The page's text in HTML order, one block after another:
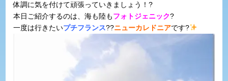
体調に気を付けて頑張っていきましょう！?
本日ご紹介するのは、海も陸もフォトジェニック?
一度は行きたいプチフランス??ニューカレドニアです?